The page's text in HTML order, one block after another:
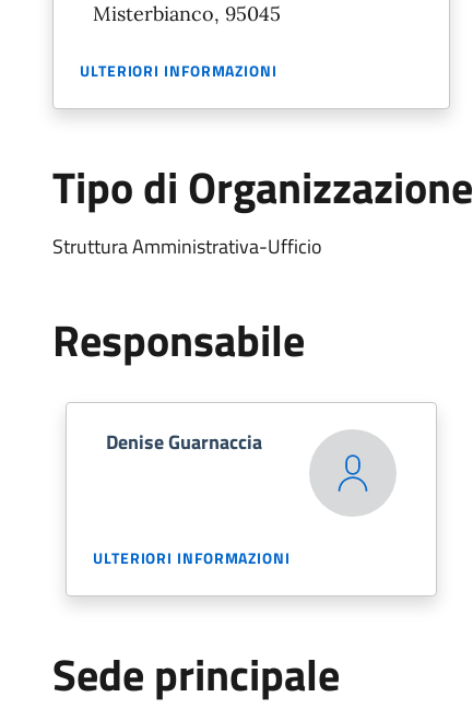
Misterbianco, 95045
ULTERIORI INFORMAZIONI
Tipo di Organizzazione
Struttura Amministrativa-Ufficio
Responsabile
Denise Guarnaccia
ULTERIORI INFORMAZIONI
Sede principale